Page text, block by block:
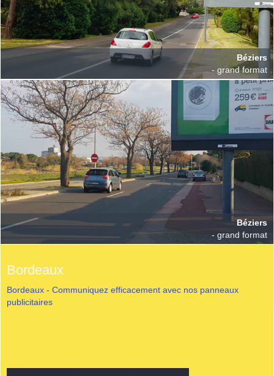
Béziers
- grand format
Béziers
- grand format
Bordeaux
Bordeaux - Communiquez efficacement avec nos panneaux
publicitaires